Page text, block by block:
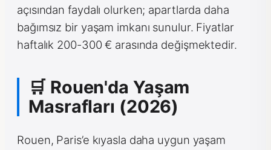
açısından faydalı olurken; apartlarda daha
bağımsız bir yaşam imkanı sunulur. Fiyatlar
haftalık 200-300 € arasında değişmektedir.
🛒 Rouen'da Yaşam
Masrafları (2026)
Rouen, Paris’e kıyasla daha uygun yaşam